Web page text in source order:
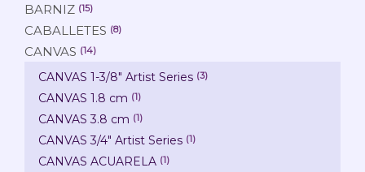
BARNIZ (15)
CABALLETES (8)
CANVAS (14)
CANVAS 1-3/8" Artist Series (3)
CANVAS 1.8 cm (1)
CANVAS 3.8 cm (1)
CANVAS 3/4" Artist Series (1)
CANVAS ACUARELA (1)